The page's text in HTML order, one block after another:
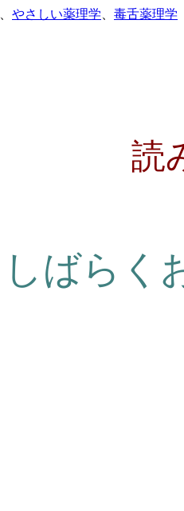
やさしい薬理学 毒舌薬理学
読
しばらく